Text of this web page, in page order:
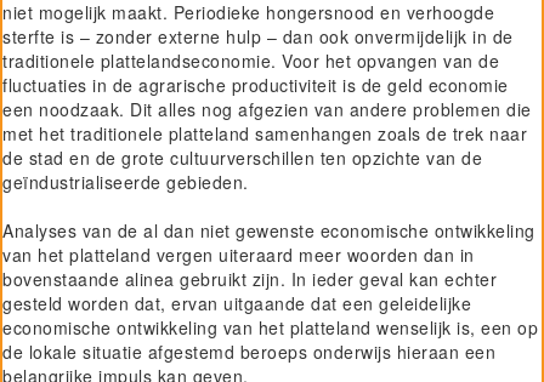
niet mogelijk maakt. Periodieke hongersnood en verhoogde
sterfte is – zonder externe hulp – dan ook onvermijdelijk in de
traditionele plattelandseconomie. Voor het opvangen van de
fluctuaties in de agrarische productiviteit is de geld economie
een noodzaak. Dit alles nog afgezien van andere problemen die
met het traditionele platteland samenhangen zoals de trek naar
de stad en de grote cultuurverschillen ten opzichte van de
geïndustrialiseerde gebieden.
Analyses van de al dan niet gewenste economische ontwikkeling
van het platteland vergen uiteraard meer woorden dan in
bovenstaande alinea gebruikt zijn. In ieder geval kan echter
gesteld worden dat, ervan uitgaande dat een geleidelijke
economische ontwikkeling van het platteland wenselijk is, een op
de lokale situatie afgestemd beroeps onderwijs hieraan een
belangrijke impuls kan geven.